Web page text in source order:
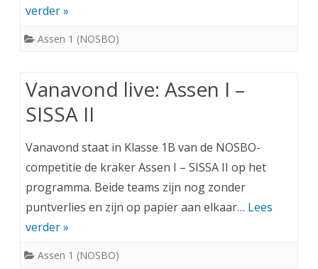
verder »
Assen 1 (NOSBO)
Vanavond live: Assen I –
SISSA II
Vanavond staat in Klasse 1B van de NOSBO-
competitie de kraker Assen I – SISSA II op het
programma. Beide teams zijn nog zonder
puntverlies en zijn op papier aan elkaar… Lees
verder »
Assen 1 (NOSBO)